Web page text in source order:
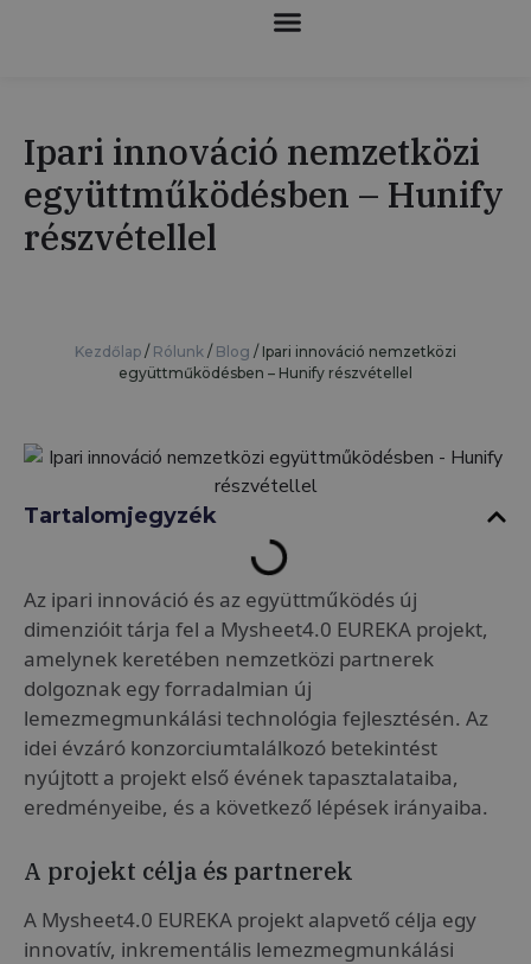
Ipari innováció nemzetközi
együttműködésben – Hunify
részvétellel
Kezdőlap / Rólunk / Blog / Ipari innováció nemzetközi
együttműködésben – Hunify részvétellel
Tartalomjegyzék
Az ipari innováció és az együttműködés új
dimenzióit tárja fel a Mysheet4.0 EUREKA projekt,
amelynek keretében nemzetközi partnerek
dolgoznak egy forradalmian új
lemezmegmunkálási technológia fejlesztésén. Az
idei évzáró konzorciumtalálkozó betekintést
nyújtott a projekt első évének tapasztalataiba,
eredményeibe, és a következő lépések irányaiba.
A projekt célja és partnerek
A Mysheet4.0 EUREKA projekt alapvető célja egy
innovatív, inkrementális lemezmegmunkálási